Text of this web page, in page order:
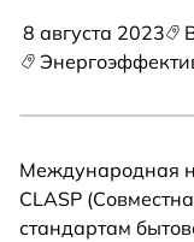
8 августа 2023
Международная
CLASP
стандартам